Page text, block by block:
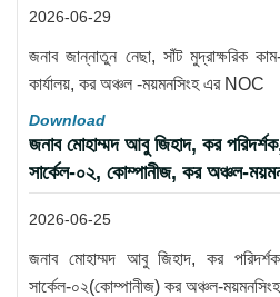
2026-06-29
জনাব জান্নাতুন নেছা, সাঁট মুদ্রাক্ষরিক
কার্যালয়, কর অঞ্চল -ময়মনসিংহ এর NOC
Download
জনাব মোহাম্মদ আবু জিহাদ, কর
সার্কেল-০২, কোম্পানীজ, কর অঞ্চল-
2026-06-25
জনাব মোহাম্মদ আবু জিহাদ, কর
সার্কেল-০২(কোম্পানীজ) কর অঞ্চল-